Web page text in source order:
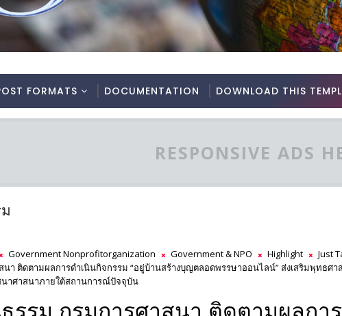
FORMATS DOCUMENTATION DOWNLOAD THIS
RESPONSIVE ADS
Government Nonprofitorganization Government & NPO Highlight Just
า ติดตามผลการดำเนินกิจกรรม “อยู่บ้านสร้างบุญตลอดพรรษาออนไลน์” ส่งเสริมพุทธศา
าศาสนาภายใต้สถานการณ์ปัจจุบัน